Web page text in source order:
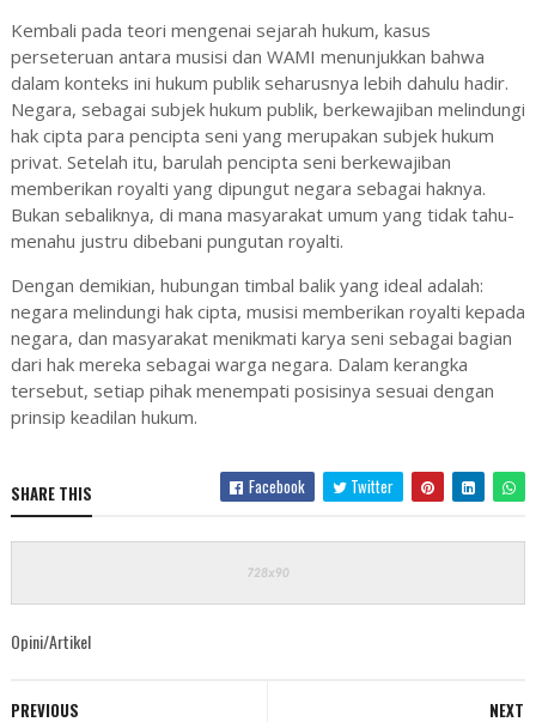
Kembali pada teori mengenai sejarah hukum, kasus
perseteruan antara musisi dan WAMI menunjukkan bahwa
dalam konteks ini hukum publik seharusnya lebih dahulu hadir.
Negara, sebagai subjek hukum publik, berkewajiban melindungi
hak cipta para pencipta seni yang merupakan subjek hukum
privat. Setelah itu, barulah pencipta seni berkewajiban
memberikan royalti yang dipungut negara sebagai haknya.
Bukan sebaliknya, di mana masyarakat umum yang tidak tahu-
menahu justru dibebani pungutan royalti.
Dengan demikian, hubungan timbal balik yang ideal adalah:
negara melindungi hak cipta, musisi memberikan royalti kepada
negara, dan masyarakat menikmati karya seni sebagai bagian
dari hak mereka sebagai warga negara. Dalam kerangka
tersebut, setiap pihak menempati posisinya sesuai dengan
prinsip keadilan hukum.
SHARE THIS Facebook Twitter
Opini/Artikel
NEXT
PREVIOUS